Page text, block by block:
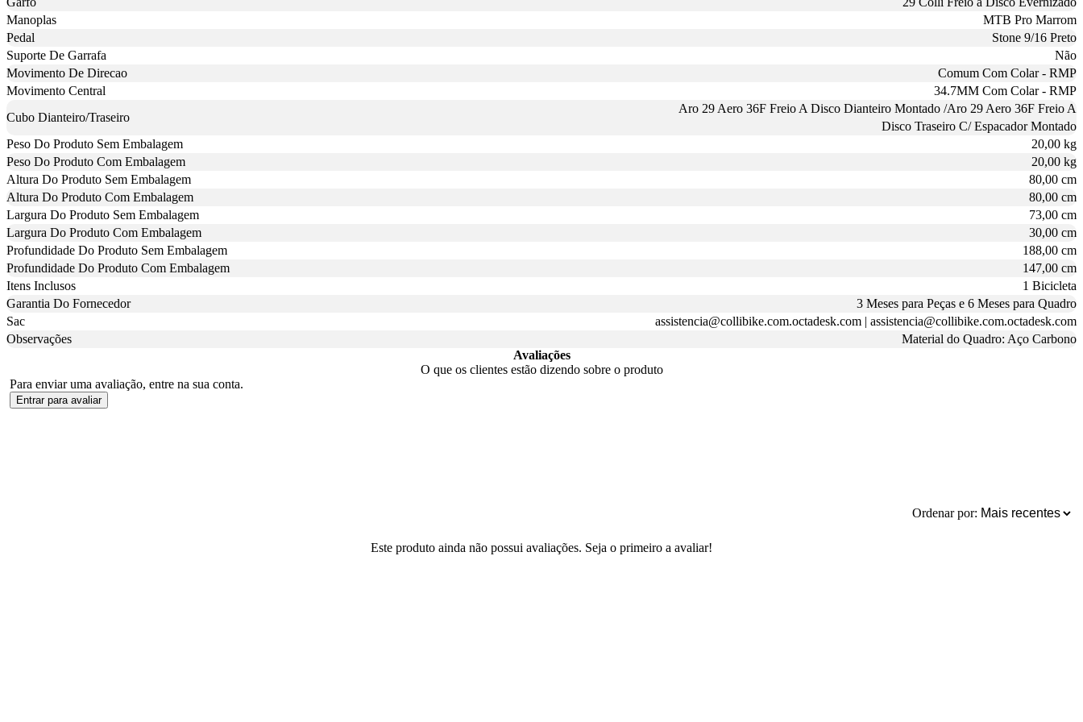
Manoplas
MTB Pro Marrom
Pedal
Stone 9/16 Preto
Suporte De Garrafa
Não
Movimento De Direcao
Comum Com Colar - RMP
Movimento Central
34.7MM Com Colar - RMP
Cubo Dianteiro/Traseiro
Aro 29 Aero 36F Freio A Disco Dianteiro Montado /Aro 29 Aero 36F Freio A
Disco Traseiro C/ Espacador Montado
Peso Do Produto Sem Embalagem
20,00 kg
Peso Do Produto Com Embalagem
20,00 kg
Altura Do Produto Sem Embalagem
80,00 cm
Altura Do Produto Com Embalagem
80,00 cm
Largura Do Produto Sem Embalagem
73,00 cm
Largura Do Produto Com Embalagem
30,00 cm
Profundidade Do Produto Sem Embalagem
188,00 cm
Profundidade Do Produto Com Embalagem
147,00 cm
Itens Inclusos
1 Bicicleta
Garantia Do Fornecedor
3 Meses para Peças e 6 Meses para Quadro
Sac
assistencia@collibike.com.octadesk.com | assistencia@collibike.com.octadesk.com
Observações
Material do Quadro: Aço Carbono
Avaliações
O que os clientes estão dizendo sobre o produto
Para enviar uma avaliação, entre na sua conta.
Entrar para avaliar
Ordenar por:
Este produto ainda não possui avaliações. Seja o primeiro a avaliar!